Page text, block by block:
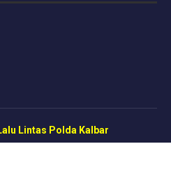
Lintas Polda Kalbar